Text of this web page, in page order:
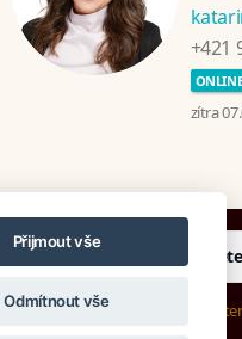
+421
zítra
Přijmout vše
Odmítnout vše